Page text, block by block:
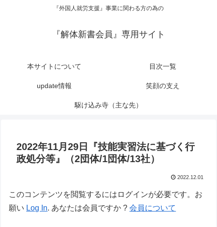
『外国人就労支援』事業に関わる方の為の
『解体新書会員』専用サイト
本サイトについて 目次一覧
update情報 笑顔の支え
駆け込み寺（主な先）
2022年11月29日『技能実習法に基づく行
政処分等』（2団体/1団体/13社）
2022.12.01
このコンテンツを閲覧するにはログインが必要です。お
願い Log In. あなたは会員ですか ?会員について